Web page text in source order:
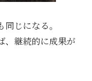
じになる。
、継続的に成果が